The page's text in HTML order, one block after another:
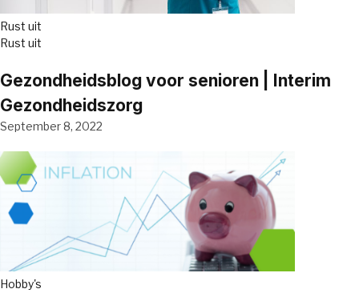
Rust uit
Rust uit
Gezondheidsblog voor senioren | Interim
Gezondheidszorg
September 8, 2022
Hobby's